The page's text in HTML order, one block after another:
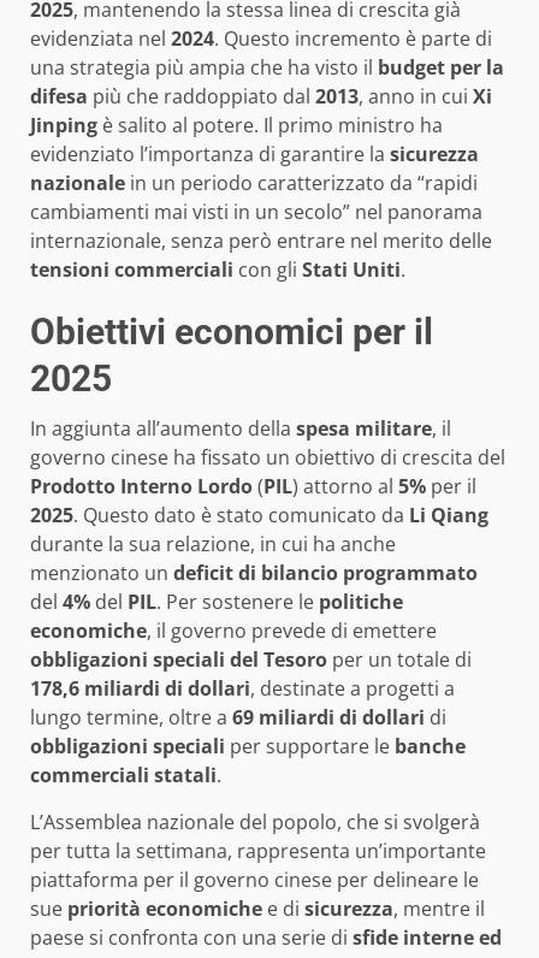
2025, mantenendo la stessa linea di crescita già
evidenziata nel 2024. Questo incremento è parte di
una strategia più ampia che ha visto il budget per la
difesa più che raddoppiato dal 2013, anno in cui Xi
Jinping è salito al potere. Il primo ministro ha
evidenziato l’importanza di garantire la sicurezza
nazionale in un periodo caratterizzato da “rapidi
cambiamenti mai visti in un secolo” nel panorama
internazionale, senza però entrare nel merito delle
tensioni commerciali con gli Stati Uniti.
Obiettivi economici per il
2025
In aggiunta all’aumento della spesa militare, il
governo cinese ha fissato un obiettivo di crescita del
Prodotto Interno Lordo(PIL) attorno al 5% per il
2025. Questo dato è stato comunicato da Li Qiang
durante la sua relazione, in cui ha anche
menzionato un deficit di bilancio programmato
del 4% del PIL. Per sostenere le politiche
economiche, il governo prevede di emettere
obbligazioni speciali del Tesoro per un totale di
178,6 miliardi di dollari, destinate a progetti a
lungo termine, oltre a 69 miliardi di dollari di
obbligazioni speciali per supportare le banche
commerciali statali.
L’Assemblea nazionale del popolo, che si svolgerà
per tutta la settimana, rappresenta un’importante
piattaforma per il governo cinese per delineare le
sue priorità economiche e di sicurezza, mentre il
paese si confronta con una serie di sfide interne ed